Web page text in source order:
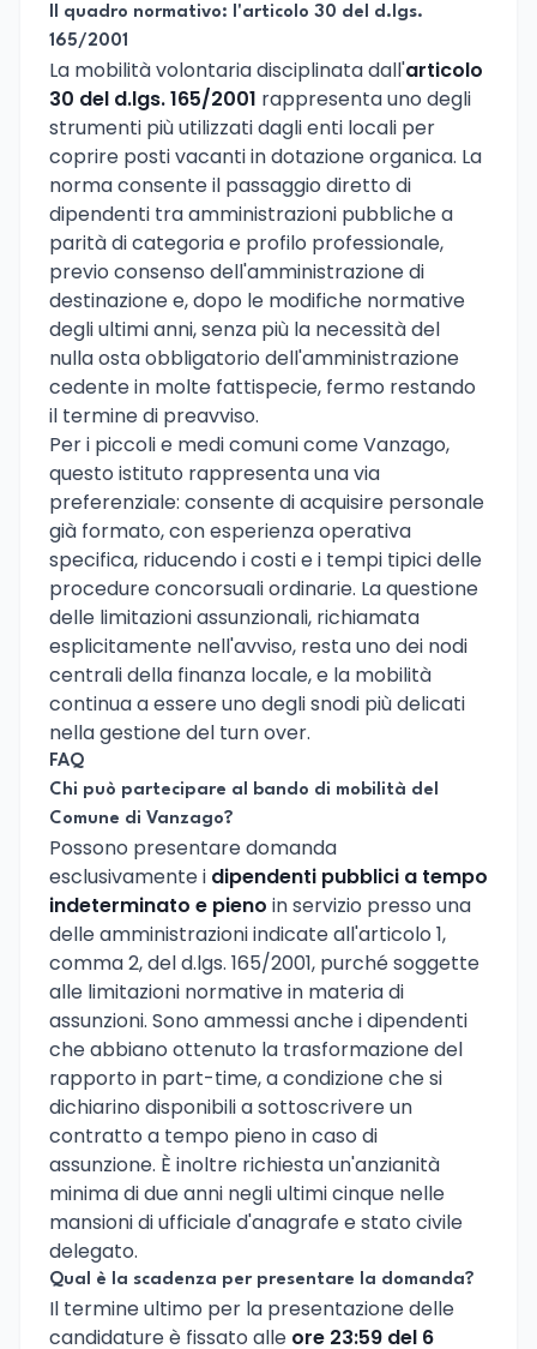
Il quadro normativo: l'articolo 30 del d.lgs.
165/2001
La mobilità volontaria disciplinata dall'articolo
30 del d.lgs. 165/2001 rappresenta uno degli
strumenti più utilizzati dagli enti locali per
coprire posti vacanti in dotazione organica. La
norma consente il passaggio diretto di
dipendenti tra amministrazioni pubbliche a
parità di categoria e profilo professionale,
previo consenso dell'amministrazione di
destinazione e, dopo le modifiche normative
degli ultimi anni, senza più la necessità del
nulla osta obbligatorio dell'amministrazione
cedente in molte fattispecie, fermo restando
il termine di preavviso.
Per i piccoli e medi comuni come Vanzago,
questo istituto rappresenta una via
preferenziale: consente di acquisire personale
già formato, con esperienza operativa
specifica, riducendo i costi e i tempi tipici delle
procedure concorsuali ordinarie. La questione
delle limitazioni assunzionali, richiamata
esplicitamente nell'avviso, resta uno dei nodi
centrali della finanza locale, e la mobilità
continua a essere uno degli snodi più delicati
nella gestione del turn over.
FAQ
Chi può partecipare al bando di mobilità del
Comune di Vanzago?
Possono presentare domanda
esclusivamente i dipendenti pubblici a tempo
indeterminato e pieno in servizio presso una
delle amministrazioni indicate all'articolo 1,
comma 2, del d.lgs. 165/2001, purché soggette
alle limitazioni normative in materia di
assunzioni. Sono ammessi anche i dipendenti
che abbiano ottenuto la trasformazione del
rapporto in part-time, a condizione che si
dichiarino disponibili a sottoscrivere un
contratto a tempo pieno in caso di
assunzione. È inoltre richiesta un'anzianità
minima di due anni negli ultimi cinque nelle
mansioni di ufficiale d'anagrafe e stato civile
delegato.
Qual è la scadenza per presentare la domanda?
Il termine ultimo per la presentazione delle
candidature è fissato alle ore 23:59 del 6